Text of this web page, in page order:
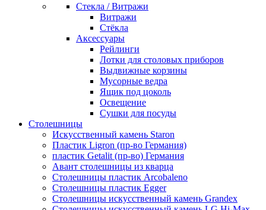
Стекла / Витражи
Витражи
Стёкла
Аксессуары
Рейлинги
Лотки для столовых приборов
Выдвижные корзины
Мусорные ведра
Ящик под цоколь
Освещение
Сушки для посуды
Столешницы
Искусственный камень Staron
Пластик Ligron (пр-во Германия)
пластик Getalit (пр-во) Германия
Авант столешницы из кварца
Столешницы пластик Arcobaleno
Столешницы пластик Egger
Столешницы искусственный камень Grandex